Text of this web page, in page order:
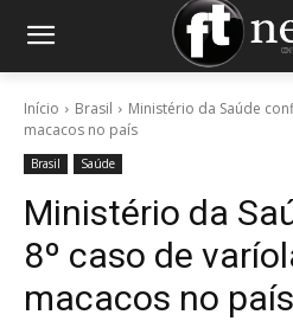
Início Brasil
Ministério da Saúde
macacos no país
Brasil Saúde
Ministério da
8º caso de
macacos no país